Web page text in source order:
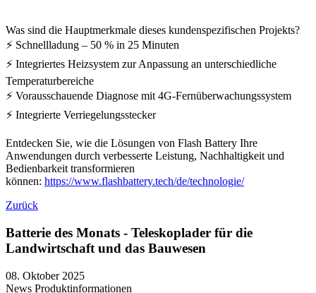
Was sind die Hauptmerkmale dieses kundenspezifischen Projekts?
⚡ Schnellladung – 50 % in 25 Minuten
⚡ Integriertes Heizsystem zur Anpassung an unterschiedliche
Temperaturbereiche
⚡ Vorausschauende Diagnose mit 4G-Fernüberwachungssystem
⚡ Integrierte Verriegelungsstecker
Entdecken Sie, wie die Lösungen von Flash Battery Ihre
Anwendungen durch verbesserte Leistung, Nachhaltigkeit und
Bedienbarkeit transformieren
können: https://www.flashbattery.tech/de/technologie/
Zurück
Batterie des Monats - Teleskoplader für die
Landwirtschaft und das Bauwesen
08. Oktober 2025
News Produktinformationen